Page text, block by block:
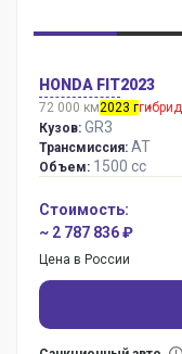
HONDA FIT2023
72 000 км2023 ггибрид
Кузов: GR3
Трансмиссия: AT
Объем: 1500 сс
Стоимость:
~ 2 787 836 ₽
Цена в России